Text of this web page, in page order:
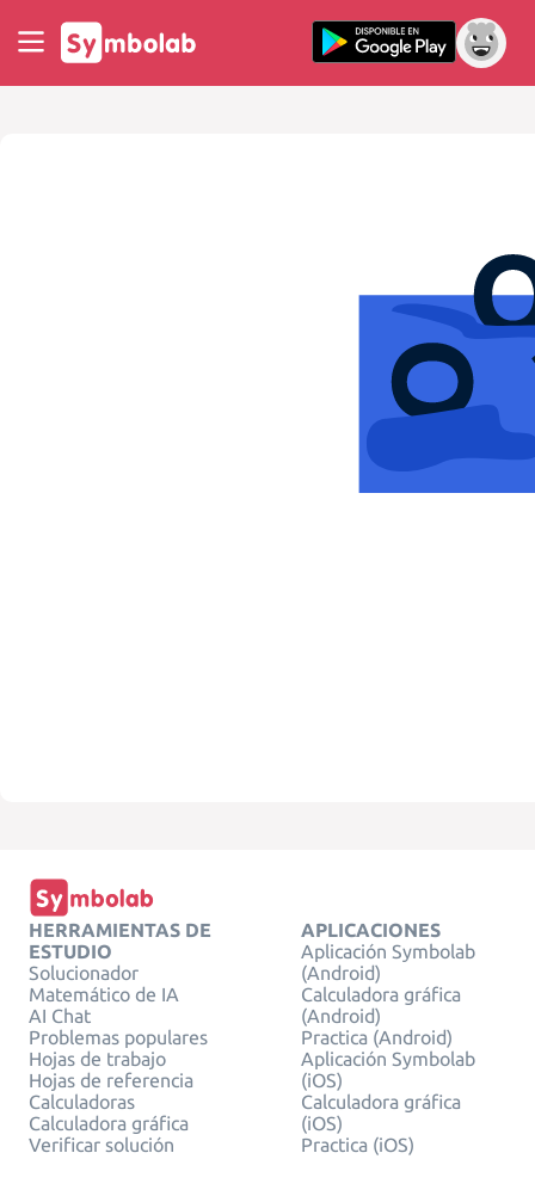
HERRAMIENTAS DE
ESTUDIO
Solucionador
Matemático de IA
AI Chat
Problemas populares
Hojas de trabajo
Hojas de referencia
Calculadoras
Calculadora gráfica
Verificar solución
APLICACIONES
Aplicación Symbolab
(Android)
Calculadora gráfica
(Android)
Practica (Android)
Aplicación Symbolab
(iOS)
Calculadora gráfica
(iOS)
Practica (iOS)